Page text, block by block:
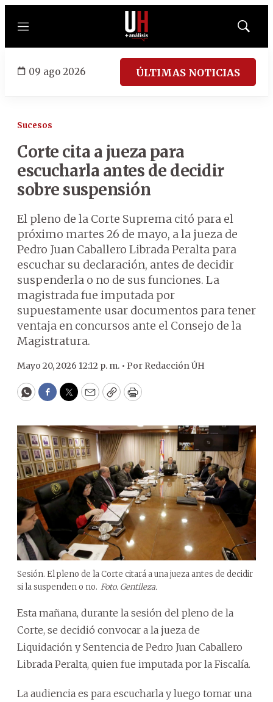
Menú
Mostrar
09 ago 2026 ÚLTIMAS NOTICIAS
Sucesos
Corte cita a jueza para
escucharla antes de decidir
sobre suspensión
El pleno de la Corte Suprema citó para el
próximo martes 26 de mayo, a la jueza de
Pedro Juan Caballero Librada Peralta para
escuchar su declaración, antes de decidir
suspenderla o no de sus funciones. La
magistrada fue imputada por
supuestamente usar documentos para tener
ventaja en concursos ante el Consejo de la
Magistratura.
Mayo 20, 2026 12:12 p. m. • Por Redacción ÚH
WhatsApp
Facebook
Twitter
EmailCopyPrint
Sesión. El pleno de la Corte citará a una jueza antes de decidir
si la suspenden o no. Foto. Gentileza.
Esta mañana, durante la sesión del pleno de la
Corte, se decidió convocar a la jueza de
Liquidación y Sentencia de Pedro Juan Caballero
Librada Peralta, quien fue imputada por la Fiscalía.
La audiencia es para escucharla y luego tomar una